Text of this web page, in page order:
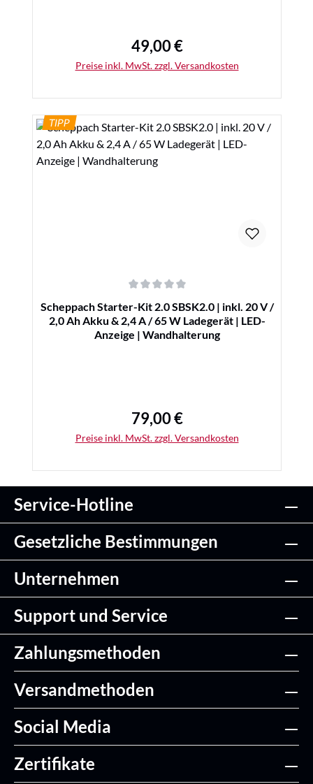
Regulärer Preis:
49,00 €
Preise inkl. MwSt. zzgl. Versandkosten
Details
TIPP
Scheppach Starter-Kit 2.0 SBSK2.0 | inkl. 20 V /
2,0 Ah Akku & 2,4 A / 65 W Ladegerät | LED-
Anzeige | Wandhalterung
Regulärer Preis:
79,00 €
Preise inkl. MwSt. zzgl. Versandkosten
Details
Service-Hotline
Gesetzliche Bestimmungen
Unternehmen
Support und Service
Zahlungsmethoden
Versandmethoden
Social Media
Zertifikate